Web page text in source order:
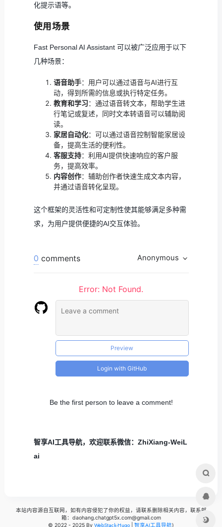
化提示语等。
使用场景
Fast Personal AI Assistant 可以被广泛应用于以下
几种场景：
语音助手：用户可以通过语音与AI进行互
动，得到所需的信息或执行特定任务。
教育和学习：通过语音转文本，帮助学生进
行笔记或复述，同时文本转语音可以辅助阅
读。
家居自动化：可以通过语音控制智能家居设
备，提高生活的便利性。
客服支持：利用AI提供快速响应的客户服
务，提高效率。
内容创作：辅助创作者快速生成文本内容，
并通过语音转化呈现。
这个框架的灵活性和可定制性使其能够满足多种需
求，为用户提供便捷的AI交互体验。
0 comments Anonymous
Error: Not Found.
Preview
Login with GitHub
Be the first person to leave a comment!
智享AI工具导航，欢迎联系微信：ZhiXiang-WeiL
ai
本站内容源自互联网，如有内容侵犯了你的权益，请联系删除相关内容，联系邮
箱：daohang.chatgpt5x.com@gmail.com
© 2022 - 2025 By WebStack-Hugo 智享AI工具导航)